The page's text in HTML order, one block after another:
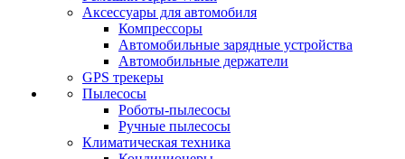
Аксессуары для автомобиля
Компрессоры
Автомобильные зарядные устройства
Автомобильные держатели
GPS трекеры
Пылесосы
Роботы-пылесосы
Ручные пылесосы
Климатическая техника